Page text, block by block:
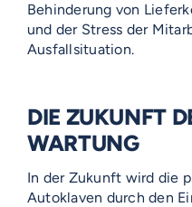
Behinderung von
und der Stress der
Ausfallsituation.
DIE ZUKUNFT
WARTUNG
In der Zukunft wird die
Autoklaven durch den